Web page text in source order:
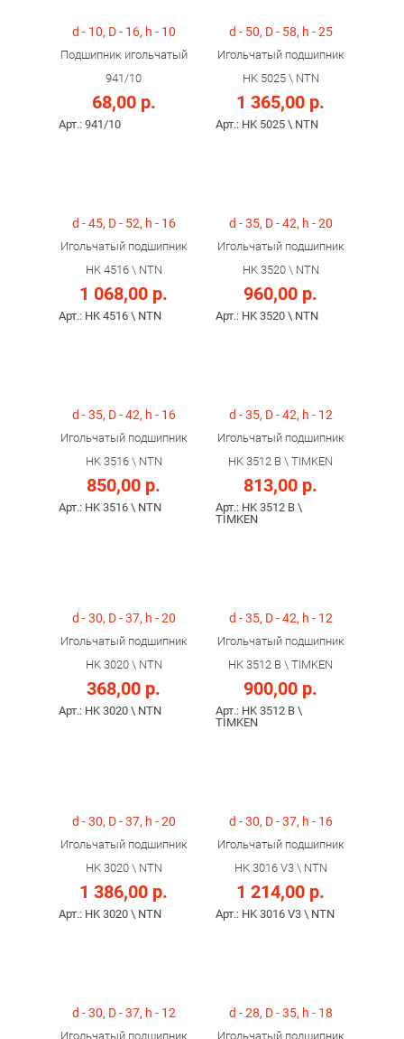
d - 10, D - 16, h - 10
Подшипник игольчатый
941/10
68,00 р.
Арт.: 941/10
d - 50, D - 58, h - 25
Игольчатый подшипник
HK 5025 \ NTN
1 365,00 р.
Арт.: HK 5025 \ NTN
d - 45, D - 52, h - 16
Игольчатый подшипник
HK 4516 \ NTN
1 068,00 р.
Арт.: HK 4516 \ NTN
d - 35, D - 42, h - 20
Игольчатый подшипник
HK 3520 \ NTN
960,00 р.
Арт.: HK 3520 \ NTN
d - 35, D - 42, h - 16
Игольчатый подшипник
HK 3516 \ NTN
850,00 р.
Арт.: HK 3516 \ NTN
d - 35, D - 42, h - 12
Игольчатый подшипник
HK 3512 B \ TIMKEN
813,00 р.
Арт.: HK 3512 B \
TIMKEN
d - 30, D - 37, h - 20
Игольчатый подшипник
HK 3020 \ NTN
368,00 р.
Арт.: HK 3020 \ NTN
d - 35, D - 42, h - 12
Игольчатый подшипник
HK 3512 B \ TIMKEN
900,00 р.
Арт.: HK 3512 B \
TIMKEN
d - 30, D - 37, h - 20
Игольчатый подшипник
HK 3020 \ NTN
1 386,00 р.
Арт.: HK 3020 \ NTN
d - 30, D - 37, h - 16
Игольчатый подшипник
HK 3016 V3 \ NTN
1 214,00 р.
Арт.: HK 3016 V3 \ NTN
d - 30, D - 37, h - 12
Игольчатый подшипник
d - 28, D - 35, h - 18
Игольчатый подшипник